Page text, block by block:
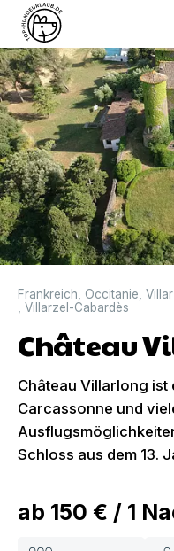
Frankreich Occitanie
Villarzel-Cabardès
Château
Château Villarlong ist
Carcassonne und
Schloss aus dem 13.
ab 150 € / 1